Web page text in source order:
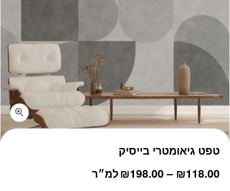
טפט גיאומטרי בייסיק
₪118.00
–
₪198.00
טווח
למ״ר